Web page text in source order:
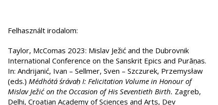
Felhasznált irodalom:
Taylor, McComas 2023: Mislav Ježić and the Dubrovnik
International Conference on the Sanskrit Epics and Purāṇas.
In: Andrijanić, Ivan – Sellmer, Sven – Szczurek, Przemysław
(eds.) Médhótá śrávaḥ I: Felicitation Volume in Honour of
Mislav Ježić on the Occasion of His Seventieth Birth. Zagreb,
Delhi, Croatian Academy of Sciences and Arts, Dev